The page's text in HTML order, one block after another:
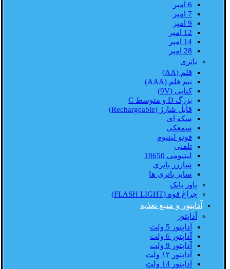
6 امپر
7 امپر
9 امپر
12 امپر
14 امپر
28 امپر
باتری
قلم (AA)
نیم قلم (AAA)
کتابی (9V)
بزرگ D و متوسط C
قابل شارژ (Rechargeable)
سکه ای
سمعکی
فوتو لیتیوم
تلفنی
لیتیومی 18650
شارژر باتری
سایر باتری ها
پاور بانک
چراغ قوه (FLASH LIGHT)
آداپتور و منبع تغذیه
آداپتور
آداپتور 5 ولت
آداپتور 6 ولت
آداپتور 9 ولت
آداپتور ۱۲ ولت
آداپتور 14 ولت